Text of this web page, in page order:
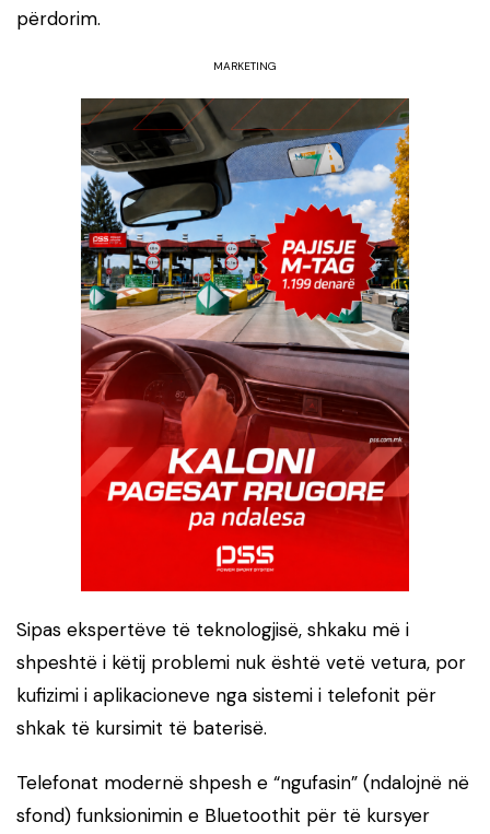
përdorim.
MARKETING
Sipas ekspertëve të teknologjisë, shkaku më i
shpeshtë i këtij problemi nuk është vetë vetura, por
kufizimi i aplikacioneve nga sistemi i telefonit për
shkak të kursimit të baterisë.
Telefonat modernë shpesh e “ngufasin” (ndalojnë në
sfond) funksionimin e Bluetoothit për të kursyer